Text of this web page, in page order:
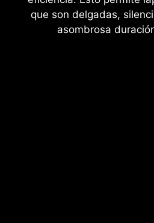
que son delgadas,
asombrosa